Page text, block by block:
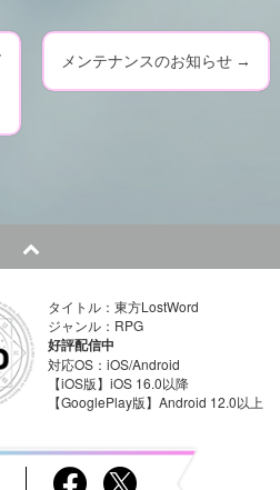
メンテナンスのお知らせ →
タイトル：東方LostWord
ジャンル：RPG
好評配信中
対応OS：iOS/Android
【iOS版】iOS 16.0以降
【GooglePlay版】Android 12.0以上